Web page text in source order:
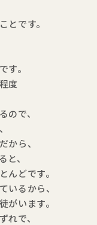
とです。
す。
度
ので、
から、
と、
んどです。
いるから、
がいます。
れで、